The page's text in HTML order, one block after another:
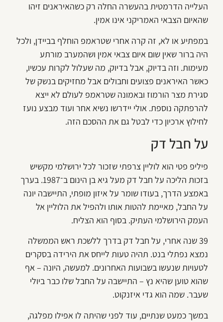
העלייה הדרמטית בהעשרה החלה רק כשהאיראנים זיהו
שהאיום הצבאי האמריקני אינו אמין.
במפתיע או לא, זה קרה אחרי שטראמפ הוחלף בביידן, ולכל
היה ברור שאין שום איום צבאי אמין ושהמערב מורתע
מעימות. וזה בדיוק, אבל בדיוק, מה שעלול לקרות עכשיו,
כאשר האיראנים פצועים וחבולים אבל מחזיקים בנשק של
סגירת מצר הורמוז ובאמונה שטראמפ לעולם לא ייצא
להרפתקה נוספת. אולי יידרשו נשיא אחר ועוד מבצע נועז
לחילוץ ארכיון כדי לבטל גם את ההסכם הזה.
על חבל דק
פיליפ פטי הוא לוליין צרפתי שזכור לכל ירושלמי מקשיש
בזכות הליכה על חבל דק מעל גיא בן הינום ב־1987. בערך
באמצע הדרך, בעודו שומר על איזון מופתי, התיישבה יונה
על החבל, מאיימת להטות אותו ולהפיל את הלוליין אל
העמק הירושלמי העתיק. בסוף הוא הצליח.
39 שנה אחרי, על חבל דק בדרך ללשכת ראש הממשלה
נמצא נפתלי בנט. תהיה טעות לייחס את הירידה בסקרים
לטעויות שנעשו בשבועות האחרונים. למעשה, היונה – אף
שהוא טוען שהיא נץ – התיישבה על החבל שלו כבר ביולי
שעבר. שמה הוא גדי איזנקוט.
במשך כמעט שנתיים, עוד לפני שהיתה לו אפילו מפלגה,